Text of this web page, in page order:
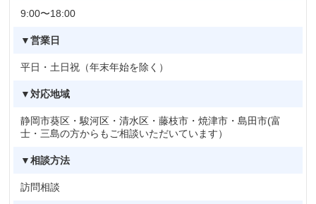
9:00〜18:00
▼営業日
平日・土日祝（年末年始を除く）
▼対応地域
静岡市葵区・駿河区・清水区・藤枝市・焼津市・島田市(富
士・三島の方からもご相談いただいています）
▼相談方法
訪問相談